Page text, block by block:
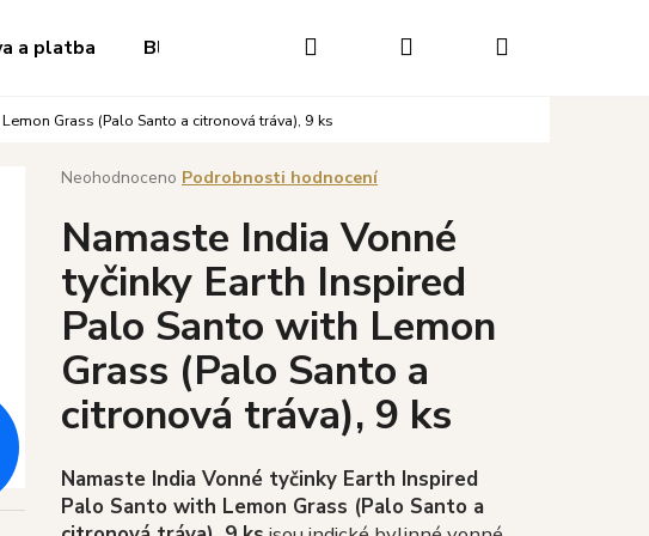
a platba Blog Hodnocení obchodu Napište nám
Hledat PřihlášeníNákupní
Grass (Palo Santo a citronová tráva), 9 ks
Průměrné
produktu
0,0
z
5
hvězdiček.
Neohodnoceno Podrobnosti hodnocení
Namaste India Vonné
tyčinky Earth Inspired
Palo Santo with Lemon
Grass (Palo Santo a
citronová tráva), 9 ks
Namaste India Vonné tyčinky Earth Inspired
Palo Santo with Lemon Grass (Palo Santo a
Následující